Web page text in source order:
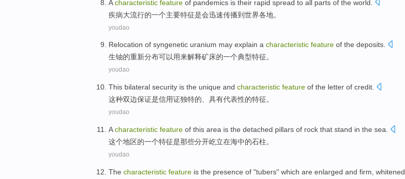
A characteristic feature of pandemics is their rapid spread to all parts of the world
疾病大流行的一个主要特征是会迅速传播到世界各地。
youdao
Relocation of syngenetic uranium may explain a characteristic feature of the deposits.
生铀的重新分布可以用来解释矿床的一个典型特征。
youdao
This bilateral security is the unique and characteristic feature of the letter of credit
这种双边保证是信用证独特的 具有代表性的特征。
youdao
A characteristic feature of this area is the detached pillars of rock that stand in the sea
这个地区的一个特征是那些分开屹立在海中的石柱。
youdao
The characteristic feature is the presence of "tubers" which are enlarged and firm, whitened